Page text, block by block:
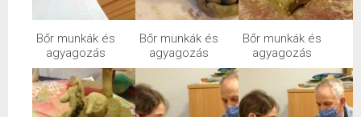
Bőr munkák és
agyagozás
Bőr munkák és
agyagozás
Bőr munkák és
agyagozás